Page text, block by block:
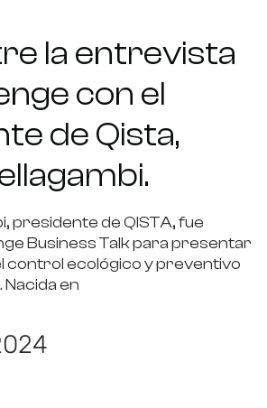
la entrevista
con el
de Qista,
presidente de QISTA, fue
Business Talk para presentar
control ecológico y preventivo
en